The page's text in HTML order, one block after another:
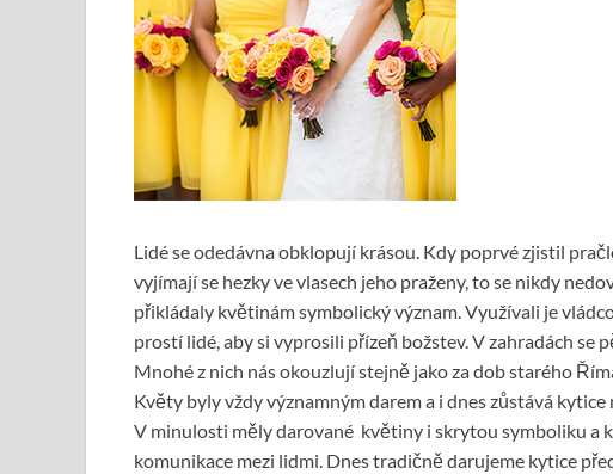
Lidé se odedávna obklopují krásou. Kdy poprvé zjistil
vyjímají se hezky ve vlasech jeho praženy, to se nikdy
přikládaly květinám symbolický význam. Využívali je
prostí lidé, aby si vyprosili přízeň božstev. V zahradách
Mnohé z nich nás okouzlují stejně jako za dob starého
Květy byly vždy významným darem a i dnes zůstává
V minulosti měly darované květiny i skrytou symboliku a
komunikace mezi lidmi. Dnes tradičně darujeme kytice